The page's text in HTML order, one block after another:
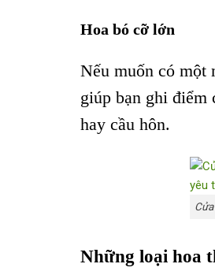
Hoa bó cỡ lớn
Nếu muốn có một
giúp bạn ghi điểm
hay cầu hôn.
Những loại hoa